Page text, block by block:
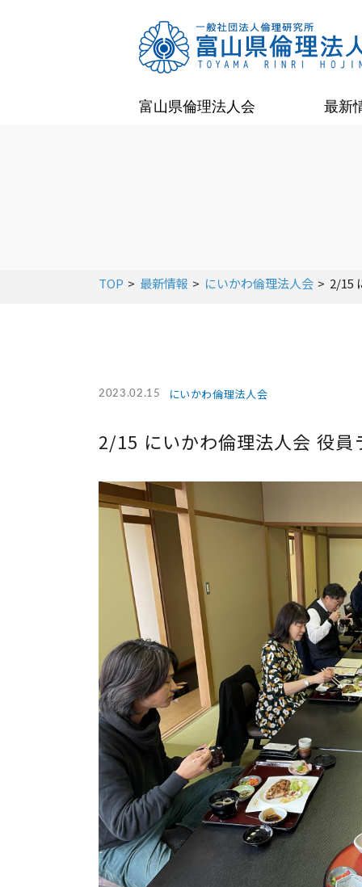
富山県倫理法人会 最新
TOP 最新情報 にいかわ倫理法人会 2/15
2023.02.15 にいかわ倫理法人会
2/15 にいかわ倫理法人会 役員